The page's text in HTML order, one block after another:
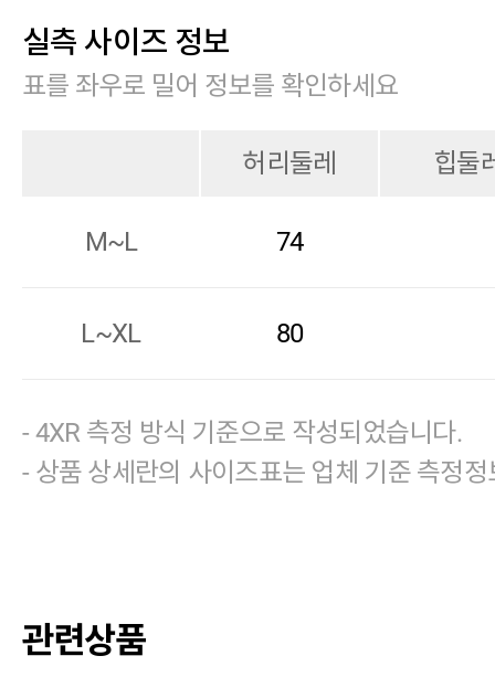
실측 사이즈 정보
표를 좌우로 밀어 정보를 확인하세요
허리둘레 힙둘
M~L 74
L~XL 80
- 4XR 측정 방식 기준으로 작성되었습니다.
- 상품 상세란의 사이즈표는 업체 기준 측정정
관련상품